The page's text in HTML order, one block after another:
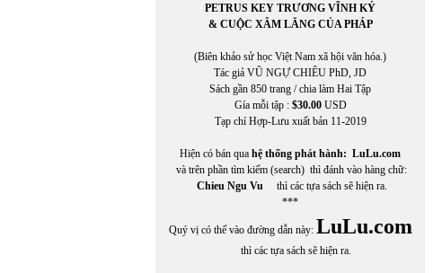
Chuyển ngữ: TUYẾT LINH
Chuyển ngữ: TUYẾT LINH
Claire Simon
Claudia Zilletti
CỔ NGƯ chuyển ngữ
Cristan Cortez
Cù Hựu
Cung Tích Biền
PETRUS KEY TRƯƠNG VĨNH KÝ
& CUỘC XÂM LĂNG CỦA PHÁP
(Biên khảo sử học Việt Nam xã hội văn hóa.)
Tác giả VŨ NGỰ CHIÊU PhD, JD
Sách gần 850 trang / chia làm Hai Tập
Gía mỗi tập : $30.00USD
Tạp chí Hợp-Lưu xuất bản 11-2019
Hiện có bán qua hệ thống phát hành: LuLu.com
và trên phần tìm kiếm (search) thì đánh vào hàng chữ:
Chieu Ngu Vu thì các tựa sách sẽ hiện ra.
***
Quý vị có thể vào đường dẫn này: LuLu.com
thì các tựa sách sẽ hiện ra.